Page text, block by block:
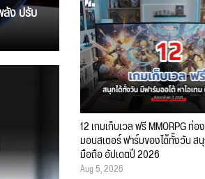
ลัง ปรับ
12 เกมเก็บเวล ฟรี MMORPG ท่
มอนสเตอร์ ฟาร์มของได้ทั้งวัน
มือถือ อัปเดตปี 2026
Aug 5, 2026